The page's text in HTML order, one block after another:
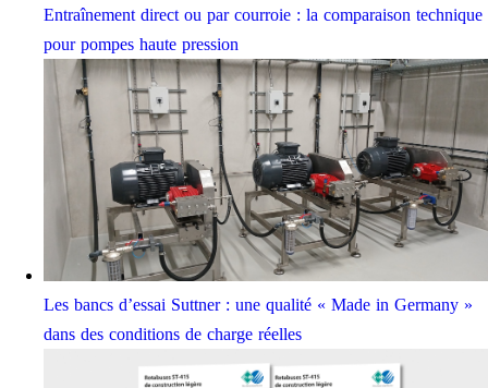
Entraînement direct ou par courroie : la comparaison technique
pour pompes haute pression
Les bancs d’essai Suttner : une qualité « Made in Germany »
dans des conditions de charge réelles